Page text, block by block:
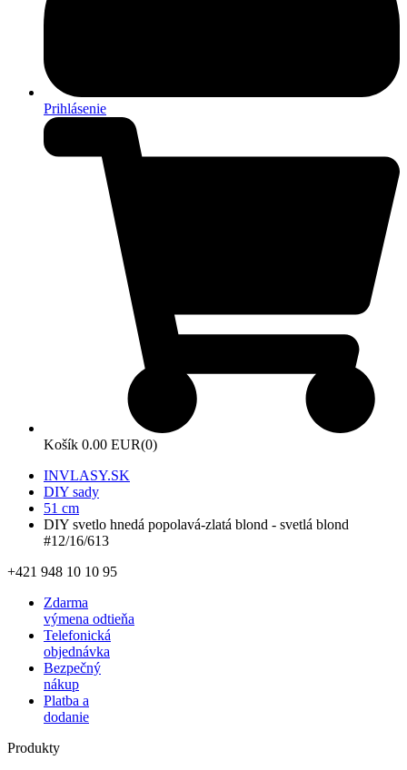
Prihlásenie
Košík 0.00 EUR(0)
INVLASY.SK
DIY sady
51 cm
DIY svetlo hnedá popolavá-zlatá blond - svetlá blond
#12/16/613
+421 948 10 10 95
Zdarma
výmena odtieňa
Telefonická
objednávka
Bezpečný
nákup
Platba a
dodanie
Produkty